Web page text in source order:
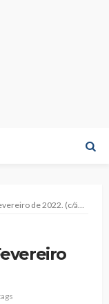
de 2022. (c/áudio)